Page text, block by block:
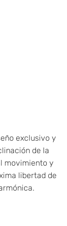
exclusivo y
de la
movimiento y
libertad de